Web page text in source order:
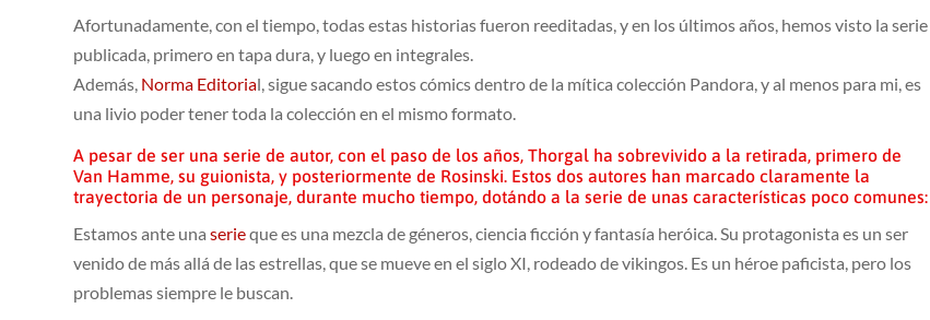
Afortunadamente, con el tiempo, todas estas historias fueron reeditadas, y en los últimos años, hemos visto la serie
publicada, primero en tapa dura, y luego en integrales.
Además, Norma Editorial, sigue sacando estos cómics dentro de la mítica colección Pandora, y al menos para mi, es
una livio poder tener toda la colección en el mismo formato.
A pesar de ser una serie de autor, con el paso de los años, Thorgal ha sobrevivido a la retirada, primero de
Van Hamme, su guionista, y posteriormente de Rosinski. Estos dos autores han marcado claramente la
trayectoria de un personaje, durante mucho tiempo, dotándo a la serie de unas características poco comunes:
Estamos ante unaserieque es una mezcla de géneros, ciencia ficción y fantasía heróica. Su protagonista es un ser
venido de más allá de las estrellas, que se mueve en el siglo XI, rodeado de vikingos. Es un héroe paficista, pero los
problemas siempre le buscan.